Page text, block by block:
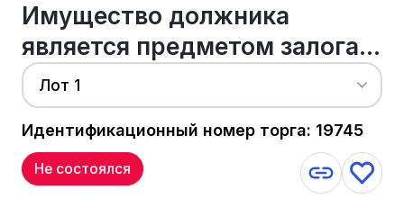
Имущество должника
является предметом залога...
Лот 1
Идентификационный номер торга: 19745
Не состоялся